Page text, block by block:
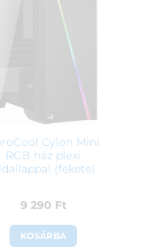
Cylon Mini
RGB ház plexi
(fekete)
9 290 Ft
KOSÁRBA